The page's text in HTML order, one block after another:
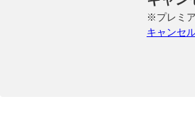
※プレミ
キャンセ